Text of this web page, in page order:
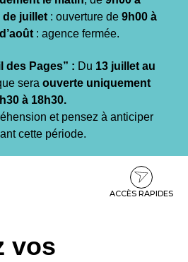
de juillet : ouverture de 9h00 à
: agence fermée.
des Pages” : Du 13 juillet au
sera ouverte uniquement
à 18h30.
et pensez à anticiper
cette période.
ACCÈS RAPIDES
vos